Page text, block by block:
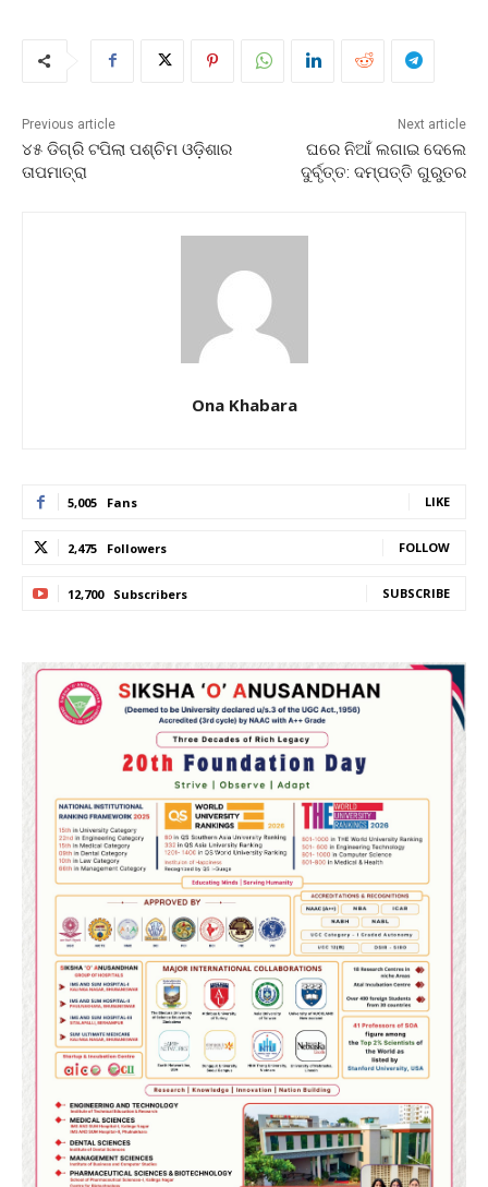
Previous article
୪୫ ଡିଗ୍ରି ଟପିଲା ପଶ୍ଚିମ ଓଡ଼ିଶାର
ତାପମାତ୍ରା
Next article
ଘରେ ନିଆଁ ଲଗାଇ ଦେଲେ
ଦୁର୍ବୃତ୍ତ: ଦମ୍ପତ୍ତି ଗୁରୁତର
Ona Khabara
5,005 Fans LIKE
2,475 Followers FOLLOW
12,700 Subscribers SUBSCRIBE